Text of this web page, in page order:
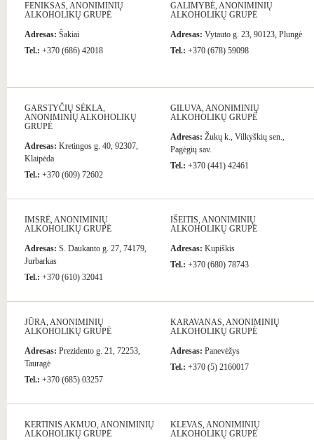
FENIKSAS, ANONIMINIŲ
ALKOHOLIKŲ GRUPĖ
Adresas: Šakiai
Tel.: +370 (686) 42018
GALIMYBĖ, ANONIMINIŲ
ALKOHOLIKŲ GRUPĖ
Adresas: Vytauto g. 23, 90123, Plungė
Tel.: +370 (678) 59098
GARSTYČIŲ SĖKLA,
ANONIMINIŲ ALKOHOLIKŲ
GRUPĖ
Adresas: Kretingos g. 40, 92307,
Klaipėda
Tel.: +370 (609) 72602
GILUVA, ANONIMINIŲ
ALKOHOLIKŲ GRUPĖ
Adresas: Žukų k., Vilkyškių sen.,
Pagėgių sav.
Tel.: +370 (441) 42461
IMSRĖ, ANONIMINIŲ
ALKOHOLIKŲ GRUPĖ
Adresas: S. Daukanto g. 27, 74179,
Jurbarkas
Tel.: +370 (610) 32041
IŠEITIS, ANONIMINIŲ
ALKOHOLIKŲ GRUPĖ
Adresas: Kupiškis
Tel.: +370 (680) 78743
JŪRA, ANONIMINIŲ
ALKOHOLIKŲ GRUPĖ
Adresas: Prezidento g. 21, 72253,
Tauragė
Tel.: +370 (685) 03257
KARAVANAS, ANONIMINIŲ
ALKOHOLIKŲ GRUPĖ
Adresas: Panevėžys
Tel.: +370 (5) 2160017
KERTINIS AKMUO, ANONIMINIŲ
ALKOHOLIKŲ GRUPĖ
KLEVAS, ANONIMINIŲ
ALKOHOLIKŲ GRUPĖ